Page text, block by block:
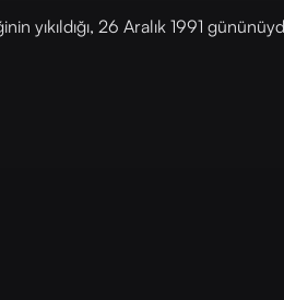
yıkıldığı, 26 Aralık 1991